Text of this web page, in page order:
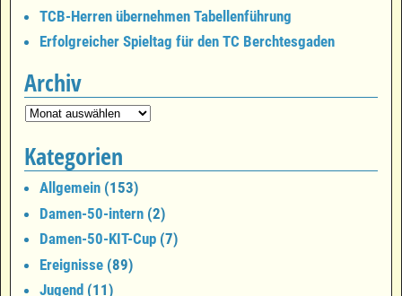
TCB-Herren übernehmen Tabellenführung
Erfolgreicher Spieltag für den TC Berchtesgaden
Archiv
Kategorien
Allgemein (153)
Damen-50-intern (2)
Damen-50-KIT-Cup (7)
Ereignisse (89)
Jugend (11)